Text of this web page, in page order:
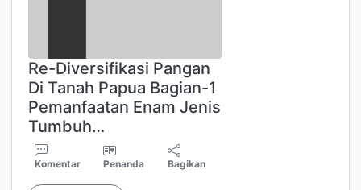
Re-Diversifikasi Pangan
Di Tanah Papua Bagian-1
Pemanfaatan Enam Jenis
Tumbuh…
Komentar Penanda Bagikan